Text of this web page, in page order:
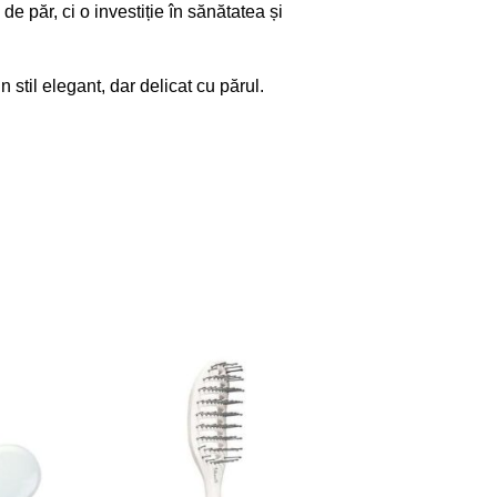
păr, ci o investiție în sănătatea și
stil elegant, dar delicat cu părul.